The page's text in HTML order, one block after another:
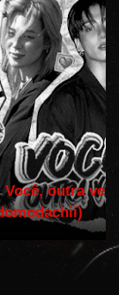
Você, outra vez!